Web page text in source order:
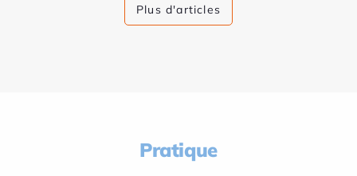
Plus d'articles
Pratique